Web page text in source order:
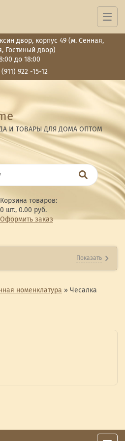
двор, корпус 49 (м. Сенная,
Гостиный двор)
до 18:00
922 -15-12
И ТОВАРЫ ДЛЯ ДОМА ОПТОМ
Корзина товаров:
0 шт., 0.00 руб.
Оформить заказ
Показать
номенклатура » Чесалка